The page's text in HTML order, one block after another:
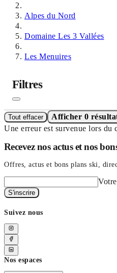
Alpes du Nord
Domaine Les 3 Vallées
Les Menuires
Filtres
Tout effacer
Afficher 0
Une erreur est survenue lors du
Recevez nos actus et nos
Offres, actus et bons plans ski,
S'inscrire
Suivez nous
Nos espaces